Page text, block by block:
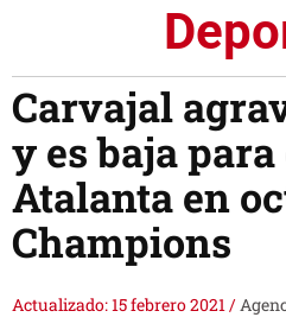
Carvajal
y es baja
Atalanta en
Champions
Actualizado: 15 febrero 2021/